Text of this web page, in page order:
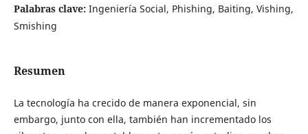
Palabras clave: Ingeniería Social, Phishing, Baiting, Vishing,
Smishing
Resumen
La tecnología ha crecido de manera exponencial, sin
embargo, junto con ella, también han incrementado los